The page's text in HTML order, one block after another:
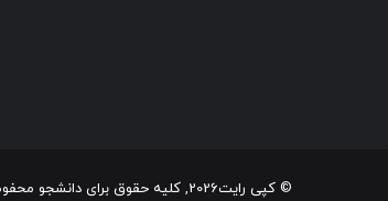
© کپی رایت2026, کلیه حقوق برای دانشجو محفوظ است.